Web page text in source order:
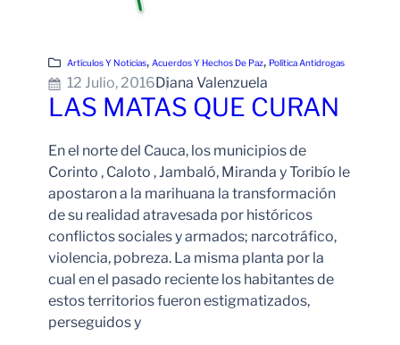
Artículos Y Noticias, Acuerdos Y Hechos De Paz, Política Antidrogas
12 Julio, 2016Diana Valenzuela
LAS MATAS QUE CURAN
En el norte del Cauca, los municipios de
Corinto , Caloto , Jambaló, Miranda y Toribío le
apostaron a la marihuana la transformación
de su realidad atravesada por históricos
conflictos sociales y armados; narcotráfico,
violencia, pobreza. La misma planta por la
cual en el pasado reciente los habitantes de
estos territorios fueron estigmatizados,
perseguidos y